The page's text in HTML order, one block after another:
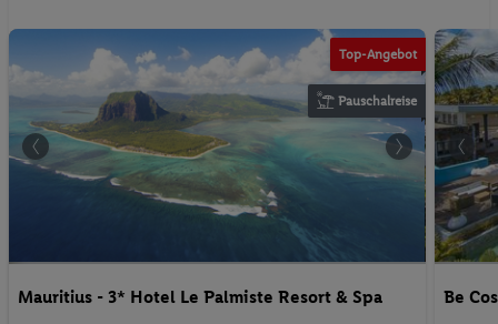
Top-Angebot
Pauschalreise
Mauritius - 3* Hotel Le Palmiste Resort & Spa Be